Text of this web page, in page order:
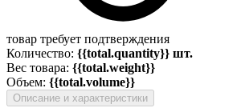
товар требует подтверждения
Количество: {{total.quantity}} шт.
Вес товара: {{total.weight}}
Объем: {{total.volume}}
Описание и характеристики